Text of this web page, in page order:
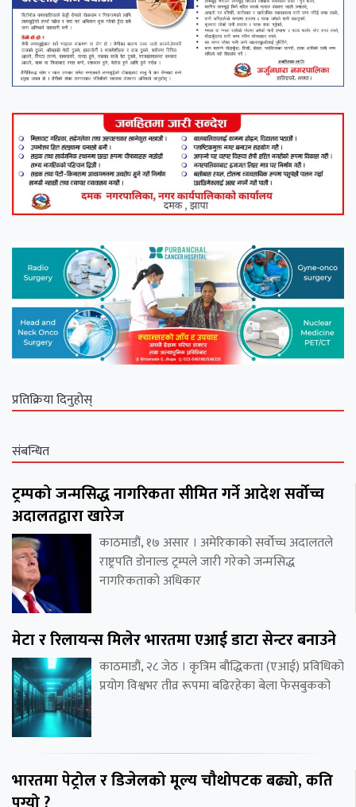
प्रतिक्रिया दिनुहोस्
संबन्धित
ट्रम्पको जन्मसिद्ध नागरिकता सीमित गर्ने आदेश सर्वोच्च
अदालतद्वारा खारेज
काठमाडौं, १७ असार । अमेरिकाको सर्वोच्च अदालतले
राष्ट्रपति डोनाल्ड ट्रम्पले जारी गरेको जन्मसिद्ध
नागरिकताको अधिकार
मेटा र रिलायन्स मिलेर भारतमा एआई डाटा सेन्टर बनाउने
काठमाडौं, २८ जेठ । कृत्रिम बौद्धिकता (एआई) प्रविधिको
प्रयोग विश्वभर तीव्र रूपमा बढिरहेका बेला फेसबुकको
भारतमा पेट्रोल र डिजेलको मूल्य चौथोपटक बढ्यो, कति